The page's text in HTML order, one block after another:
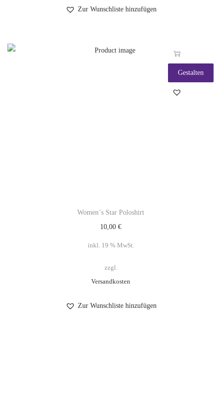
Zur Wunschliste hinzufügen
Gestalten
Women´s Star Poloshirt
10,00€
inkl. 19 % MwSt.
zzgl.
Versandkosten
Zur Wunschliste hinzufügen